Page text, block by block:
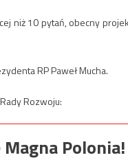
niż 10 pytań, obecny
RP Paweł Mucha.
Rozwoju:
Polonia!